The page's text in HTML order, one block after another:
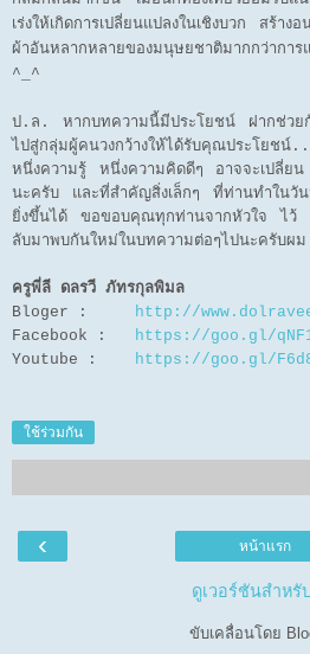
เร่งให้เกิดการเปลี่ยนแปลงในเชิงบวก สร้าง
ผ้าอันหลากหลายของมนุษยชาติมากกว่าก
^_^
ป.ล. หากบทความนี้มีประโยชน์ ฝากช่วย
ไปสู่กลุ่มผู้คนวงกว้างให้ได้รับคุณประโยช
หนึ่งความรู้ หนึ่งความคิดดีๆ อาจจะเปลี่
นะครับ และที่สำคัญสิ่งเล็กๆ ที่ท่านทำในวัน
ยิ่งขึ้นได้ ขอขอบคุณทุกท่านจากหัวใจ
ลับมาพบกันใหม่ในบทความต่อๆไปนะครับผ
ครูพี่ลี ดลรวี ภัทรกุลพิมล
Bloger : http://
Facebook : https://goo.gl/
Youtube : https://goo.gl/
ใช้ร่วมกัน
‹ หน้าแรก
ดูเวอร์ชันสำหรั
ขับเคลื่อนโดย